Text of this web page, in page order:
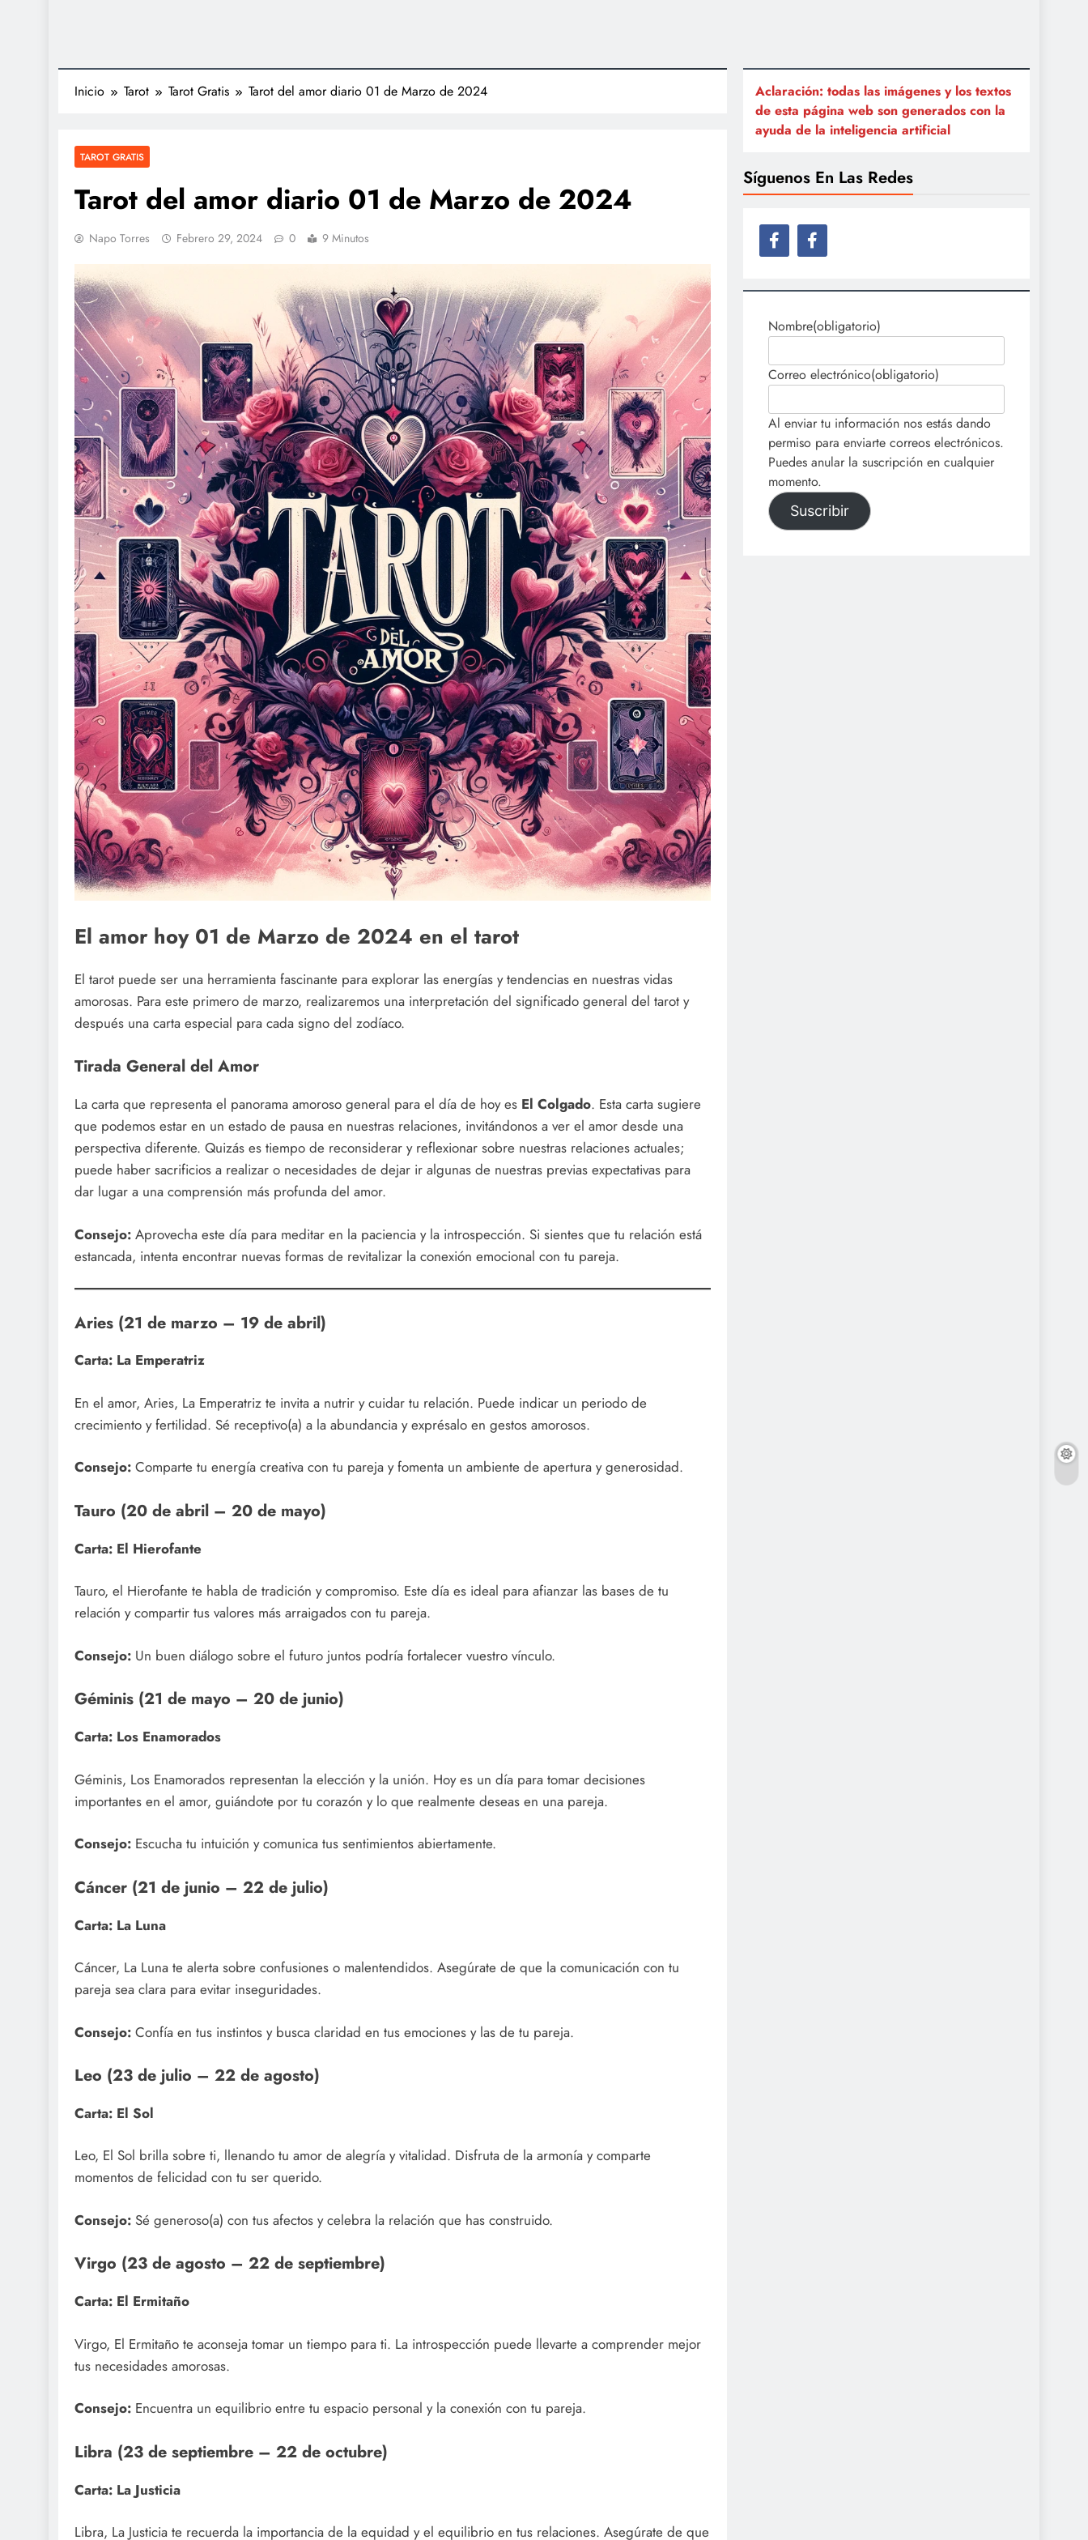
Inicio Tarot Tarot Gratis Tarot del amor diario 01 de Marzo de 2024
TAROT GRATIS
Tarot del amor diario 01 de Marzo de 2024
Napo Torres Febrero 29, 2024 0 9 Minutos
El amor hoy 01 de Marzo de 2024 en el tarot
El tarot puede ser una herramienta fascinante para explorar las energías y tendencias en nuestras vidas
amorosas. Para este primero de marzo, realizaremos una interpretación del significado general del tarot y
después una carta especial para cada signo del zodíaco.
Tirada General del Amor
La carta que representa el panorama amoroso general para el día de hoy es El Colgado. Esta carta sugiere
que podemos estar en un estado de pausa en nuestras relaciones, invitándonos a ver el amor desde una
perspectiva diferente. Quizás es tiempo de reconsiderar y reflexionar sobre nuestras relaciones actuales;
puede haber sacrificios a realizar o necesidades de dejar ir algunas de nuestras previas expectativas para
dar lugar a una comprensión más profunda del amor.
Consejo: Aprovecha este día para meditar en la paciencia y la introspección. Si sientes que tu relación está
estancada, intenta encontrar nuevas formas de revitalizar la conexión emocional con tu pareja.
Aries (21 de marzo – 19 de abril)
Carta: La Emperatriz
En el amor, Aries, La Emperatriz te invita a nutrir y cuidar tu relación. Puede indicar un periodo de
crecimiento y fertilidad. Sé receptivo(a) a la abundancia y exprésalo en gestos amorosos.
Consejo: Comparte tu energía creativa con tu pareja y fomenta un ambiente de apertura y generosidad.
Tauro (20 de abril – 20 de mayo)
Carta: El Hierofante
Tauro, el Hierofante te habla de tradición y compromiso. Este día es ideal para afianzar las bases de tu
relación y compartir tus valores más arraigados con tu pareja.
Consejo: Un buen diálogo sobre el futuro juntos podría fortalecer vuestro vínculo.
Géminis (21 de mayo – 20 de junio)
Carta: Los Enamorados
Géminis, Los Enamorados representan la elección y la unión. Hoy es un día para tomar decisiones
importantes en el amor, guiándote por tu corazón y lo que realmente deseas en una pareja.
Consejo: Escucha tu intuición y comunica tus sentimientos abiertamente.
Cáncer (21 de junio – 22 de julio)
Carta: La Luna
Cáncer, La Luna te alerta sobre confusiones o malentendidos. Asegúrate de que la comunicación con tu
pareja sea clara para evitar inseguridades.
Consejo: Confía en tus instintos y busca claridad en tus emociones y las de tu pareja.
Leo (23 de julio – 22 de agosto)
Carta: El Sol
Leo, El Sol brilla sobre ti, llenando tu amor de alegría y vitalidad. Disfruta de la armonía y comparte
momentos de felicidad con tu ser querido.
Consejo: Sé generoso(a) con tus afectos y celebra la relación que has construido.
Virgo (23 de agosto – 22 de septiembre)
Carta: El Ermitaño
Virgo, El Ermitaño te aconseja tomar un tiempo para ti. La introspección puede llevarte a comprender mejor
tus necesidades amorosas.
Consejo: Encuentra un equilibrio entre tu espacio personal y la conexión con tu pareja.
Libra (23 de septiembre – 22 de octubre)
Carta: La Justicia
Libra, La Justicia te recuerda la importancia de la equidad y el equilibrio en tus relaciones. Asegúrate de que
Aclaración: todas las imágenes y los textos
de esta página web son generados con la
ayuda de la inteligencia artificial
Síguenos En Las Redes
Nombre(obligatorio)
Correo electrónico(obligatorio)
Al enviar tu información nos estás dando
permiso para enviarte correos electrónicos.
Puedes anular la suscripción en cualquier
momento.
Suscribir